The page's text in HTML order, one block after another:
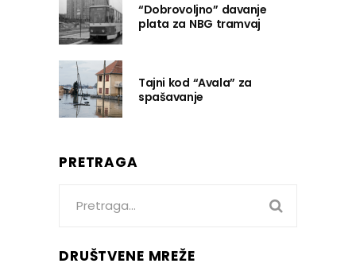
“Dobrovoljno” davanje
plata za NBG tramvaj
Tajni kod “Avala” za
spašavanje
PRETRAGA
DRUŠTVENE MREŽE